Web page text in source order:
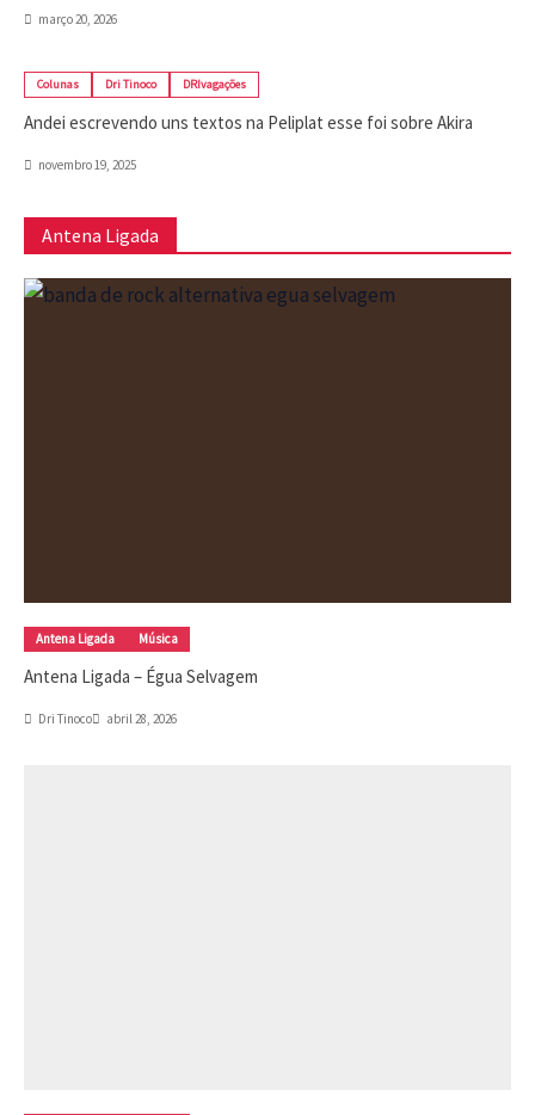
março 20, 2026
Colunas Dri Tinoco DRIvagações
Andei escrevendo uns textos na Peliplat esse foi sobre Akira
novembro 19, 2025
Antena Ligada
Antena Ligada Música
Antena Ligada – Égua Selvagem
Dri Tinoco abril 28, 2026